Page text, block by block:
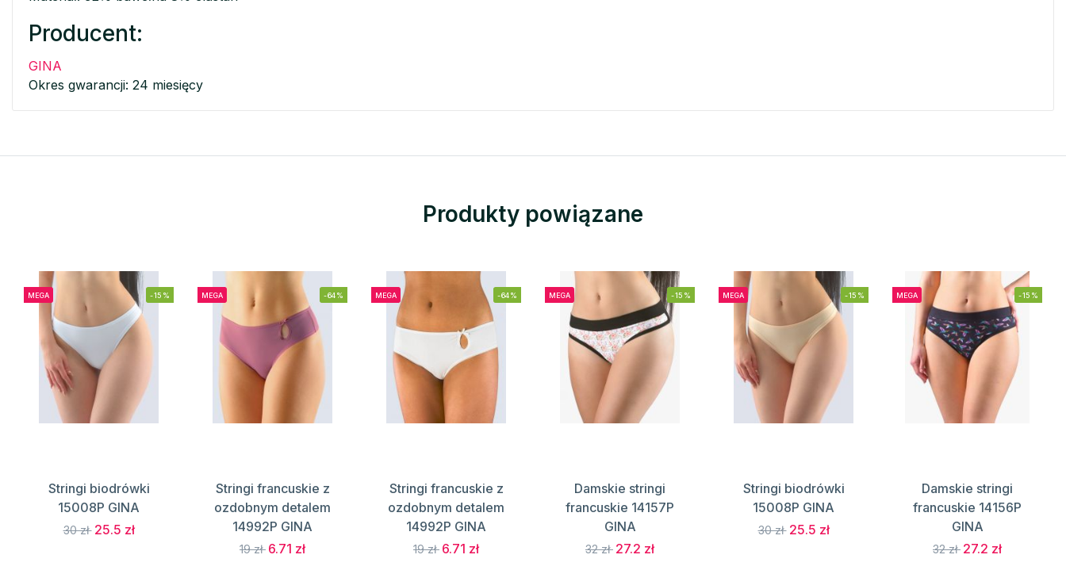
Producent:
GINA
Okres gwarancji: 24 miesięcy
Produkty powiązane
MEGA -15%
Stringi biodrówki
15008P GINA
30 zł 25.5 zł
MEGA -64%
Stringi francuskie z
ozdobnym detalem
14992P GINA
19 zł 6.71 zł
MEGA -64%
Stringi francuskie z
ozdobnym detalem
14992P GINA
19 zł 6.71 zł
MEGA -15%
Damskie stringi
francuskie 14157P
GINA
32 zł 27.2 zł
MEGA -15%
Stringi biodrówki
15008P GINA
30 zł 25.5 zł
MEGA -15%
Damskie stringi
francuskie 14156P
GINA
32 zł 27.2 zł